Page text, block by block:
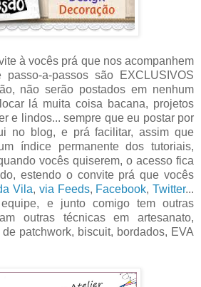
à vocês prá que nos acompanhem
a-passos são EXCLUSIVOS
não serão postados em nenhum
lá muita coisa bacana, projetos
e lindos... sempre que eu postar por
no blog, e prá facilitar, assim que
índice permanente dos tutoriais,
vocês quiserem, o acesso fica
estendo o convite prá que vocês
Vila, via Feeds, Facebook, Twitter...
e junto comigo tem outras
outras técnicas em artesanato,
patchwork, biscuit, bordados, EVA